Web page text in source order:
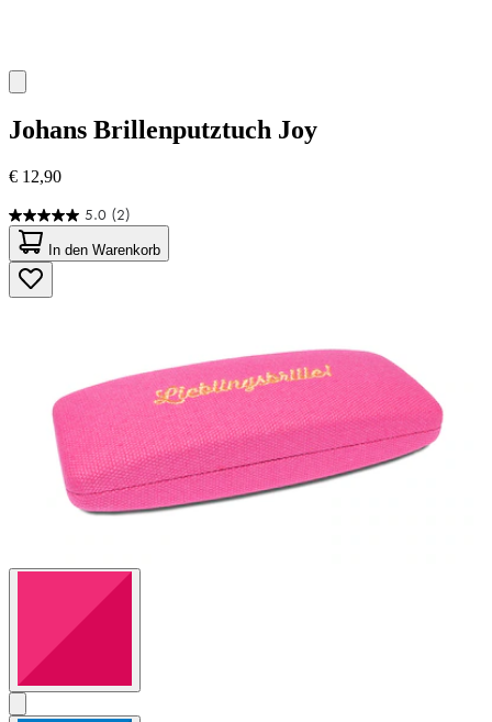
Johans Brillenputztuch Joy
€ 12,90
5.0 (2)
5.0
von
5
Sternen.
2
In den Warenkorb